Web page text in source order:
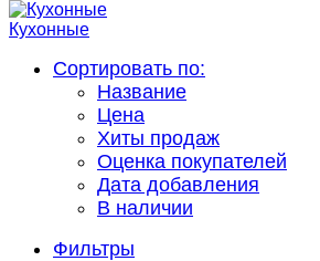
Кухонные
Сортировать по:
Название
Цена
Хиты продаж
Оценка покупателей
Дата добавления
В наличии
Фильтры